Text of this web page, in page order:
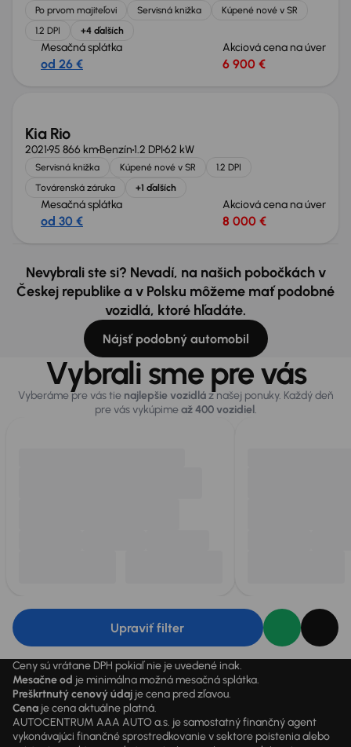
Po prvom majiteľovi Servisná knižka
Kúpené nové v SR
1.2 DPI
+4 ďalších
Mesačná splátka
od 26 €
Akciová cena na úver
6 900 €
Nové v ponuke
Kia Rio
202195 866 kmBenzín1.2 DPI62 kW
Servisná knižka Kúpené nové v SR
1.2 DPI
Továrenská záruka
+1 ďalších
Mesačná splátka
od 30 €
Akciová cena na úver
8 000 €
Nevybrali ste si? Nevadí, na našich pobočkách v
Českej republike a v Polsku môžeme mať podobné
vozidlá, ktoré hľadáte.
Nájsť podobný automobil
Vybrali sme pre vás
Vyberáme pre vás tie najlepšie vozidláz našej ponuky. Každý deň
pre vás vykúpimeaž 400 vozidiel.
Upraviť filter
Ceny sú vrátane DPH pokiaľ nie je uvedené inak.
Mesačne od je minimálna možná mesačná splátka.
Preškrtnutý cenový údaj je cena pred zľavou.
Cena je cena aktuálne platná.
AUTOCENTRUM AAA AUTO a.s. je samostatný finančný agent
vykonávajúci finančné sprostredkovanie v sektore poistenia alebo